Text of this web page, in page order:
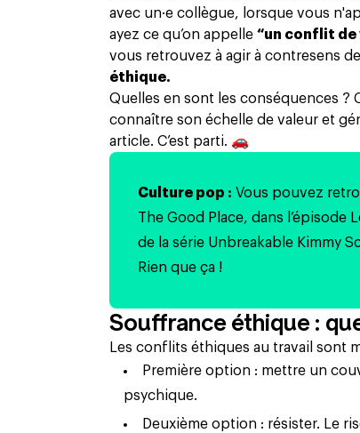
avec un·e collègue, lorsque vous
ayez ce qu’on appelle “un conflit de
vous retrouvez à agir à contresens
éthique.
Quelles en sont les conséquences ?
connaître son échelle de valeur et
article. C’est parti. 🚗
Culture pop : Vous pouvez
The Good Place, dans l’épisode
de la série Unbreakable Kimmy
Rien que ça !
Souffrance éthique :
Les conflits éthiques au travail sont
Première option : mettre un
psychique.
Deuxième option : résister. Le